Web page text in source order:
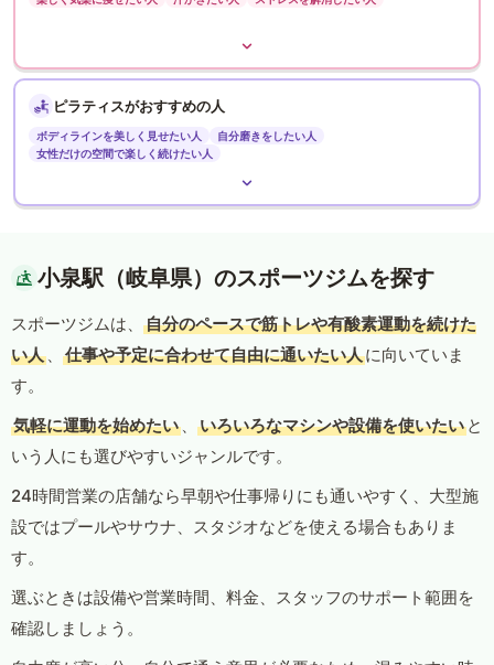
ピラティスがおすすめの人
ボディラインを美しく見せたい人
自分磨きをしたい人
女性だけの空間で楽しく続けたい人
小泉駅（岐阜県）のスポーツジムを探す
スポーツジムは、
自分のペースで筋トレや有酸素運動を続けた
い人 、 仕事や予定に合わせて自由に通いたい人に向いていま
す。
気軽に運動を始めたい 、 いろいろなマシンや設備を使いたい と
いう人にも選びやすいジャンルです。
24時間営業の店舗なら早朝や仕事帰りにも通いやすく、大型施
設ではプールやサウナ、スタジオなどを使える場合もありま
す。
選ぶときは設備や営業時間、料金、スタッフのサポート範囲を
確認しましょう。